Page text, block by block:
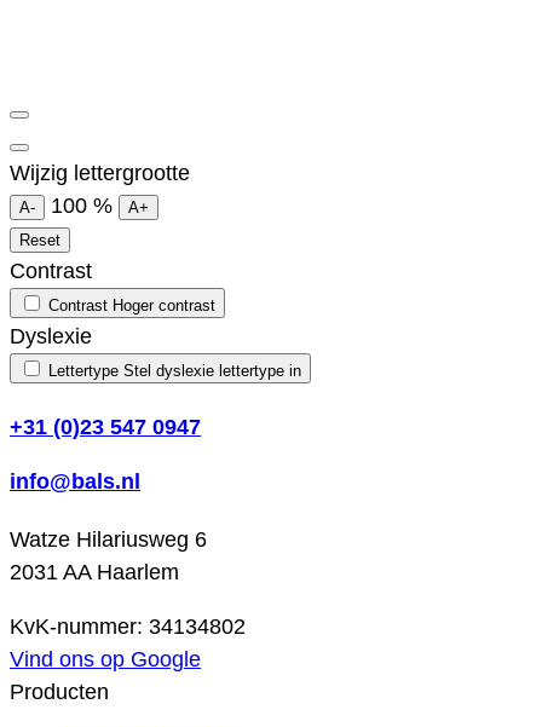
Wijzig lettergrootte
A- 100 %
A+
Reset
Contrast
Contrast Hoger contrast
Dyslexie
Lettertype Stel dyslexie lettertype in
+31 (0)23 547 0947
info@bals.nl
Watze Hilariusweg 6
2031 AA Haarlem
KvK-nummer: 34134802
Vind ons op Google
Producten